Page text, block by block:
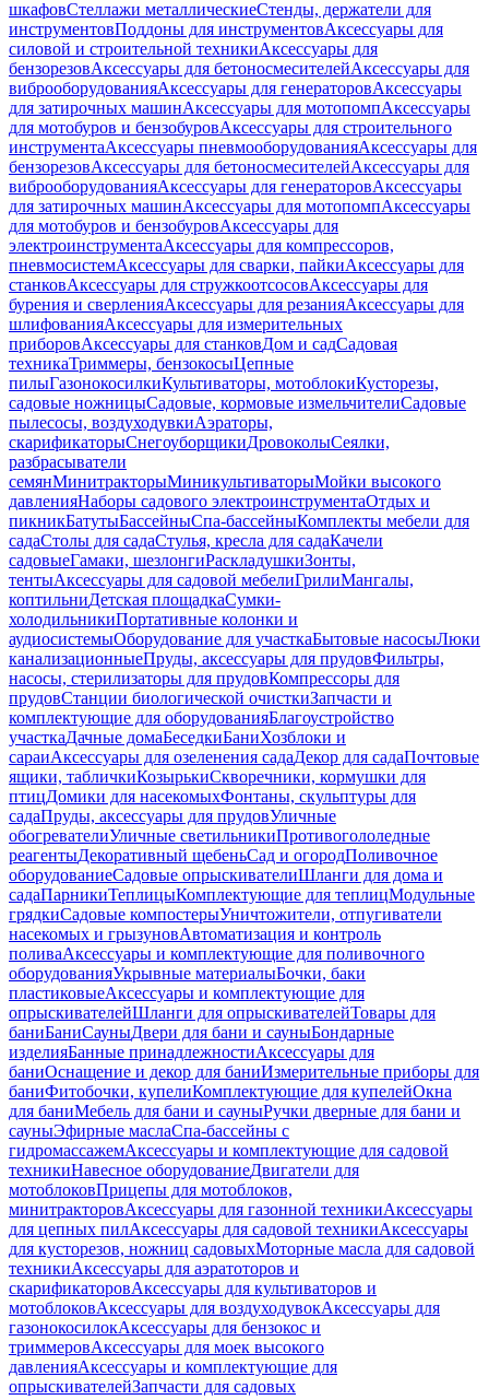
шкафовСтеллажи металлическиеСтенды, держатели для
инструментовПоддоны для инструментовАксессуары для
силовой и строительной техникиАксессуары для
бензорезовАксессуары для бетоносмесителейАксессуары для
виброоборудованияАксессуары для генераторовАксессуары
для затирочных машинАксессуары для мотопомпАксессуары
для мотобуров и бензобуровАксессуары для строительного
инструментаАксессуары пневмооборудованияАксессуары для
бензорезовАксессуары для бетоносмесителейАксессуары для
виброоборудованияАксессуары для генераторовАксессуары
для затирочных машинАксессуары для мотопомпАксессуары
для мотобуров и бензобуровАксессуары для
электроинструментаАксессуары для компрессоров,
пневмосистемАксессуары для сварки, пайкиАксессуары для
станковАксессуары для стружкоотсосовАксессуары для
бурения и сверленияАксессуары для резанияАксессуары для
шлифованияАксессуары для измерительных
приборовАксессуары для станковДом и садСадовая
техникаТриммеры, бензокосыЦепные
пилыГазонокосилкиКультиваторы, мотоблокиКусторезы,
садовые ножницыСадовые, кормовые измельчителиСадовые
пылесосы, воздуходувкиАэраторы,
скарификаторыСнегоуборщикиДровоколыСеялки,
разбрасыватели
семянМинитракторыМиникультиваторыМойки высокого
давленияНаборы садового электроинструментаОтдых и
пикникБатутыБассейныСпа-бассейныКомплекты мебели для
садаСтолы для садаСтулья, кресла для садаКачели
садовыеГамаки, шезлонгиРаскладушкиЗонты,
тентыАксессуары для садовой мебелиГрилиМангалы,
коптильниДетская площадкаСумки-
холодильникиПортативные колонки и
аудиосистемыОборудование для участкаБытовые насосыЛюки
канализационныеПруды, аксессуары для прудовФильтры,
насосы, стерилизаторы для прудовКомпрессоры для
прудовСтанции биологической очисткиЗапчасти и
комплектующие для оборудованияБлагоустройство
участкаДачные домаБеседкиБаниХозблоки и
сараиАксессуары для озеленения садаДекор для садаПочтовые
ящики, табличкиКозырькиСкворечники, кормушки для
птицДомики для насекомыхФонтаны, скульптуры для
садаПруды, аксессуары для прудовУличные
обогревателиУличные светильникиПротивогололедные
реагентыДекоративный щебеньСад и огородПоливочное
оборудованиеСадовые опрыскивателиШланги для дома и
садаПарникиТеплицыКомплектующие для теплицМодульные
грядкиСадовые компостерыУничтожители, отпугиватели
насекомых и грызуновАвтоматизация и контроль
поливаАксессуары и комплектующие для поливочного
оборудованияУкрывные материалыБочки, баки
пластиковыеАксессуары и комплектующие для
опрыскивателейШланги для опрыскивателейТовары для
баниБаниСауныДвери для бани и сауныБондарные
изделияБанные принадлежностиАксессуары для
баниОснащение и декор для баниИзмерительные приборы для
баниФитобочки, купелиКомплектующие для купелейОкна
для баниМебель для бани и сауныРучки дверные для бани и
сауныЭфирные маслаСпа-бассейны с
гидромассажемАксессуары и комплектующие для садовой
техникиНавесное оборудованиеДвигатели для
мотоблоковПрицепы для мотоблоков,
минитракторовАксессуары для газонной техникиАксессуары
для цепных пилАксессуары для садовой техникиАксессуары
для кусторезов, ножниц садовыхМоторные масла для садовой
техникиАксессуары для аэратоторов и
скарификаторовАксессуары для культиваторов и
мотоблоковАксессуары для воздуходувокАксессуары для
газонокосилокАксессуары для бензокос и
триммеровАксессуары для моек высокого
давленияАксессуары и комплектующие для
опрыскивателейЗапчасти для садовых